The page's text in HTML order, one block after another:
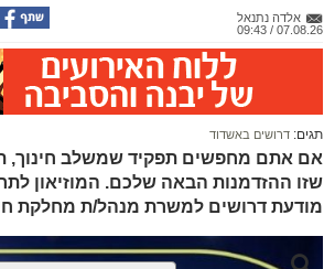
אלדה נתנאל
07.08.26 / 09:43
תגים: דרושים באשדוד
אם אתם מחפשים תפקיד שמשלב חינוך,
שזו ההזדמנות הבאה שלכם. המוזיאון
מודעת דרושים למשרת מנהל/ת מחלקת